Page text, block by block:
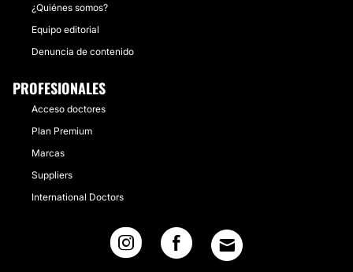
¿Quiénes somos?
Equipo editorial
Denuncia de contenido
PROFESIONALES
Acceso doctores
Plan Premium
Marcas
Suppliers
International Doctors